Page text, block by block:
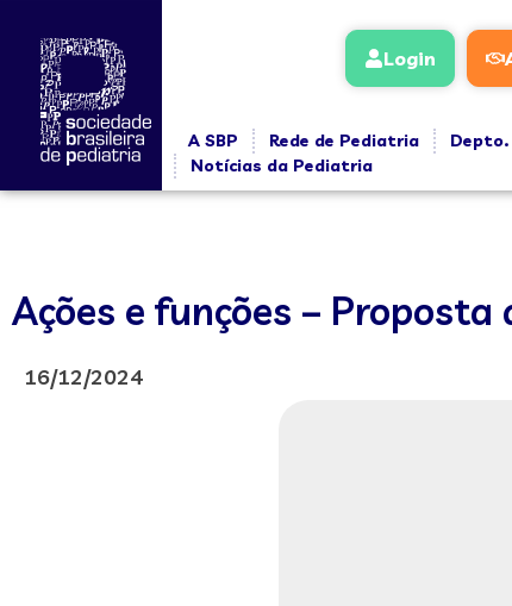
Login
A SBP Rede de Pediatria
Notícias da Pediatria
Ações e funções – Proposta
16/12/2024